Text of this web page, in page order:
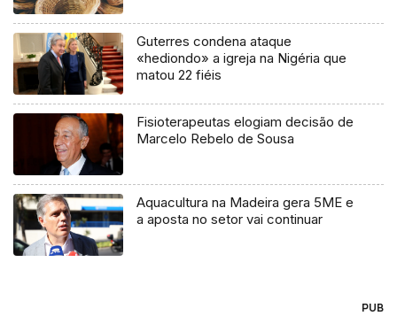
Guterres condena ataque
«hediondo» a igreja na Nigéria que
matou 22 fiéis
Fisioterapeutas elogiam decisão de
Marcelo Rebelo de Sousa
Aquacultura na Madeira gera 5ME e
a aposta no setor vai continuar
PUB